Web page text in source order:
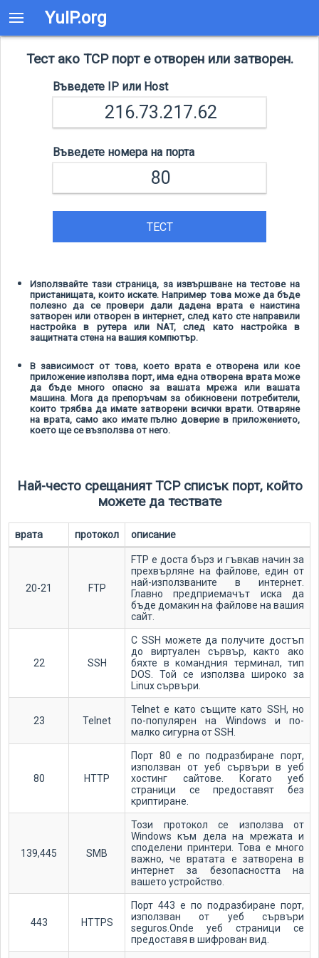
YuIP.org
Тест ако TCP порт е отворен или затворен.
Въведете IP или Host
Въведете номера на порта
ТЕСТ
Използвайте тази страница, за извършване на тестове на
пристанищата, които искате. Например това може да бъде
полезно да се провери дали дадена врата е наистина
затворен или отворен в интернет, след като сте направили
настройка в рутера или NAT, след като настройка в
защитната стена на вашия компютър.
В зависимост от това, което врата е отворена или кое
приложение използва порт, има една отворена врата може
да бъде много опасно за вашата мрежа или вашата
машина. Мога да препоръчам за обикновени потребители,
които трябва да имате затворени всички врати. Отваряне
на врата, само ако имате пълно доверие в приложението,
което ще се възползва от него.
Най-често срещаният TCP списък порт, който
можете да тествате
врата протокол описание
20-21 FTP
FTP е доста бърз и гъвкав начин за
прехвърляне на файлове, един от
най-използваните в интернет.
Главно предприемачът иска да
бъде домакин на файлове на вашия
сайт.
22 SSH
С SSH можете да получите достъп
до виртуален сървър, както ако
бяхте в командния терминал, тип
DOS. Той се използва широко за
Linux сървъри.
23 Telnet
Telnet е като същите като SSH, но
по-популярен на Windows и по-
малко сигурна от SSH.
80 HTTP
Порт 80 е по подразбиране порт,
използван от уеб сървъри в уеб
хостинг сайтове. Когато уеб
страници се предоставят без
криптиране.
139,445 SMB
Този протокол се използва от
Windows към дела на мрежата и
споделени принтери. Това е много
важно, че вратата е затворена в
интернет за безопасността на
вашето устройство.
443 HTTPS
Порт 443 е по подразбиране порт,
използван от уеб сървъри
seguros.Onde уеб страници се
предоставя в шифрован вид.